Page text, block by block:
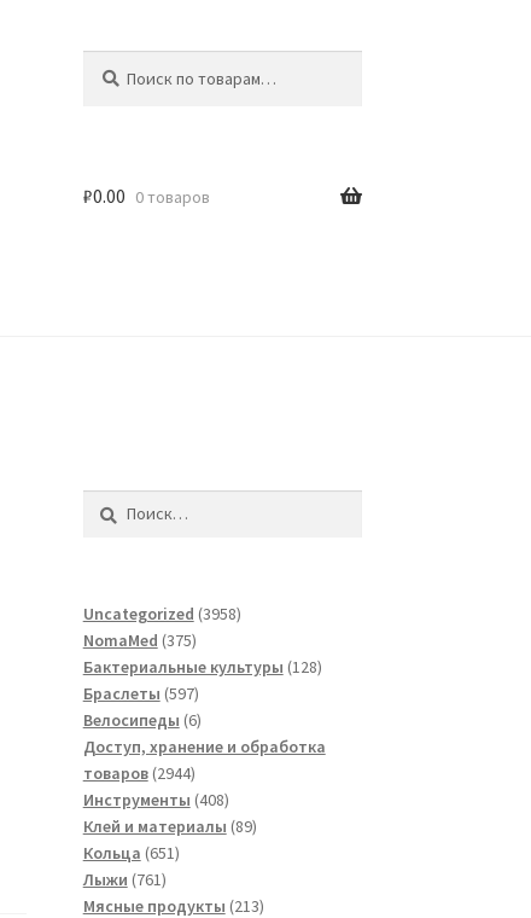
₽0.00 0 товаров
Uncategorized 39583958
NomaMed 375375
товаров
Бактериальные культуры 128128
Браслеты 597597
товаров
Велосипеды 66
товаров
Доступ, хранение и обработка
товаров 29442944
товара
Инструменты 408408
товаров
Клей и материалы 8989
Кольца 651651
Лыжи 761761
товар
Мясные продукты 213213